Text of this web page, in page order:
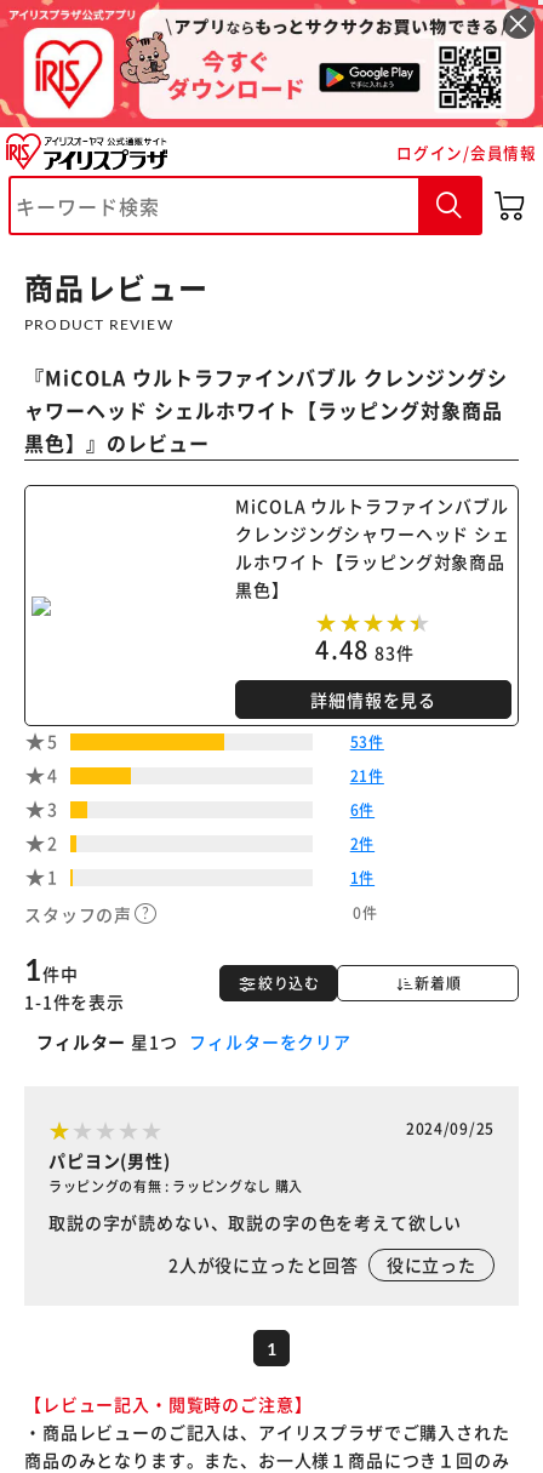
ログイン/会員情報
商品レビュー
PRODUCT REVIEW
『MiCOLA ウルトラファインバブル クレンジングシ
ャワーヘッド シェルホワイト【ラッピング対象商品
黒色】 』のレビュー
MiCOLA ウルトラファインバブル
クレンジングシャワーヘッド シェ
ルホワイト【ラッピング対象商品
黒色】
4.48 83件
詳細情報を見る
5
53件
4 21件
3 6件
2 2件
1 1件
スタッフの声 0件
絞り込む 新着順
1件中
1-1件を表示
フィルター 星1つ フィルターをクリア
2024/09/25
パピヨン(男性)
ラッピングの有無 : ラッピングなし 購入
取説の字が読めない、取説の字の色を考えて欲しい
2人が役に立ったと回答 役に立った
1
【レビュー記入・閲覧時のご注意】
・商品レビューのご記入は、アイリスプラザでご購入された
商品のみとなります。また、お一人様１商品につき１回のみ
※ご確認ください
カートに入れる 購入手続きへ